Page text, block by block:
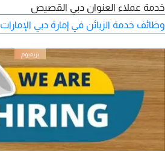
خدمة عملاء العنوان دبي القصيص
وظائف خدمة الزبائن في إمارة دبي الإمارات